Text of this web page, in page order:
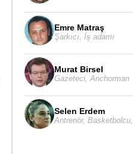
Emre Matraş
Şarkıcı İş adamı
Murat Birsel
Gazeteci Anchorman
Selen Erdem
Antrenör, Basketbolcu